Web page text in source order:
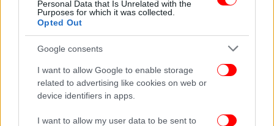
Personal Data that Is Unrelated with the
Purposes for which it was collected.
Opted Out
Google consents
I want to allow Google to enable storage
related to advertising like cookies on web or
device identifiers in apps.
I want to allow my user data to be sent to
σπίτι δεν ηλεκτροδοτείται - πληροφορία που
ελέγχεται.